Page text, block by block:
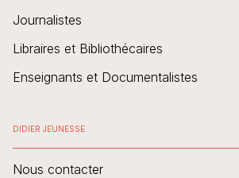
Journalistes
Libraires et Bibliothécaires
Enseignants et Documentalistes
DIDIER JEUNESSE
Nous contacter